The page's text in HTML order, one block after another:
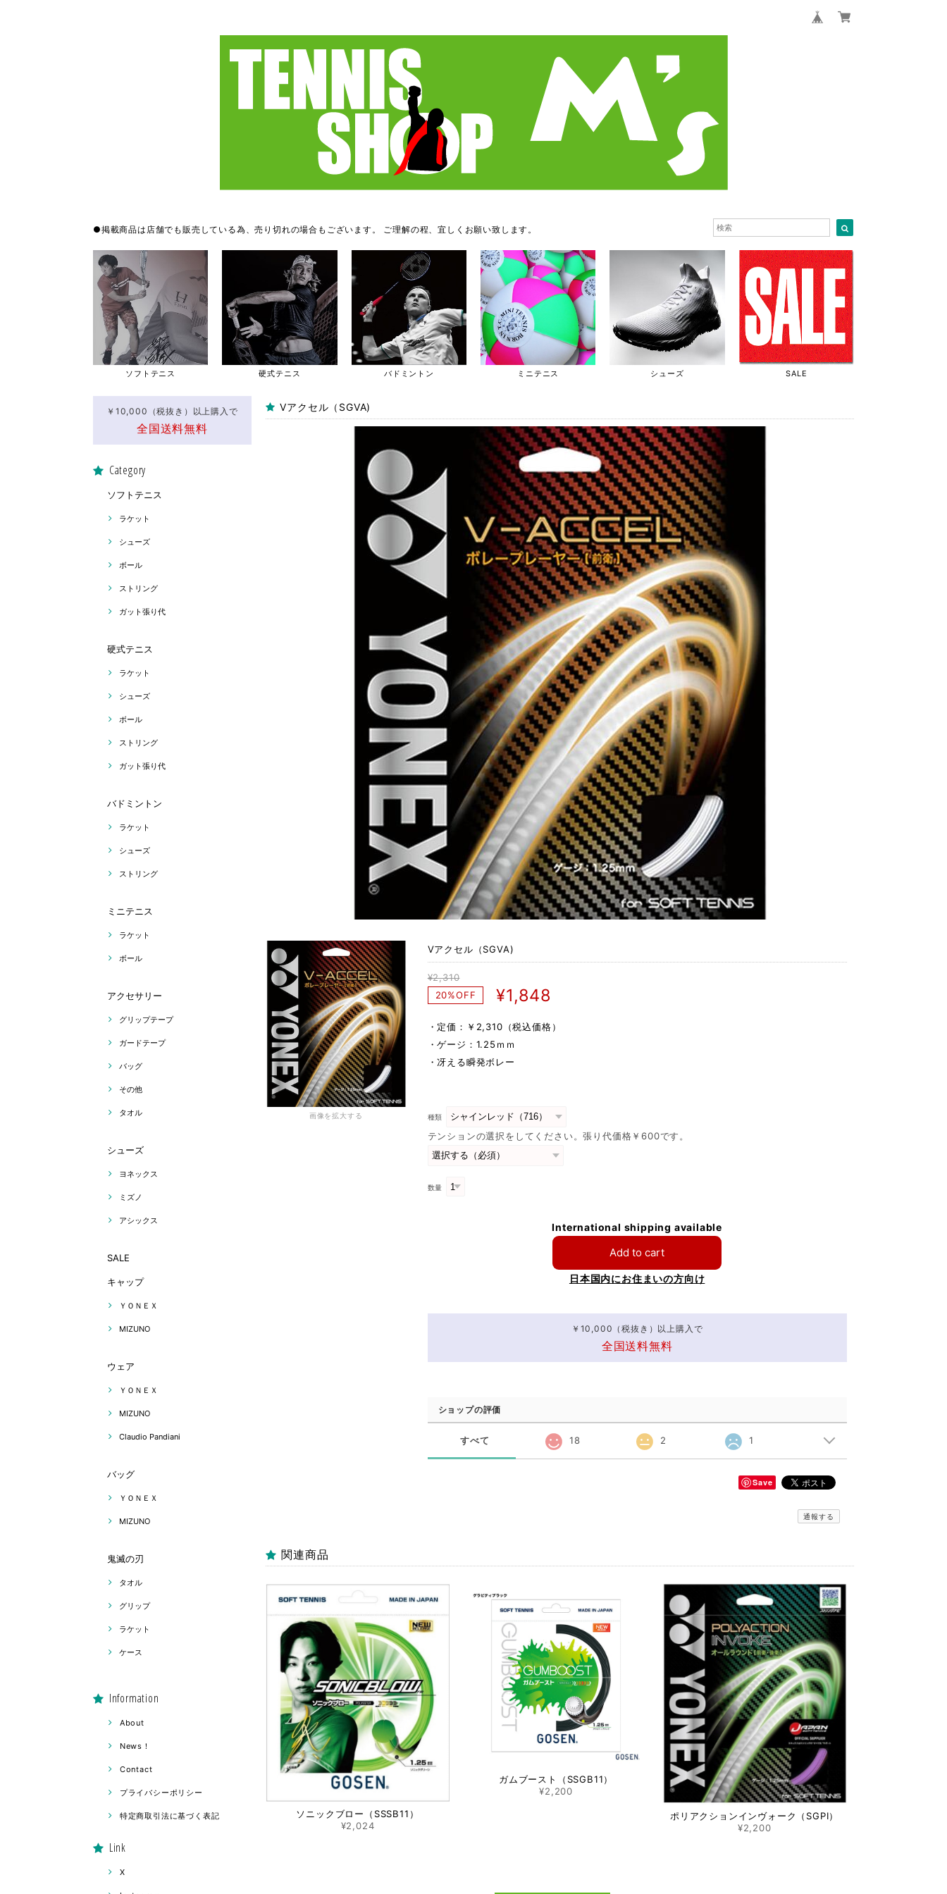
●掲載商品は店舗でも販売している為、売り切れの場合もございます。 ご理解の程、宜しくお願い致します。
ソフトテニス 硬式テニス バドミントン ミニテニス シューズ SALE
￥10,000（税抜き）以上購入で
全国送料無料
Category
ソフトテニス
ラケット
シューズ
ボール
ストリング
ガット張り代
硬式テニス
ラケット
シューズ
ボール
ストリング
ガット張り代
バドミントン
ラケット
シューズ
ストリング
ミニテニス
ラケット
ボール
アクセサリー
グリップテープ
ガードテープ
バッグ
その他
タオル
シューズ
ヨネックス
ミズノ
アシックス
SALE
キャップ
ＹＯＮＥＸ
MIZUNO
ウェア
ＹＯＮＥＸ
MIZUNO
Claudio Pandiani
バッグ
ＹＯＮＥＸ
MIZUNO
鬼滅の刃
タオル
グリップ
ラケット
ケース
Information
About
News！
Contact
プライバシーポリシー
特定商取引法に基づく表記
Link
X
Vアクセル（SGVA)
画像を拡大する
Vアクセル（SGVA)
¥2,310
20%OFF
¥1,848
・定価：￥2,310（税込価格）
・ゲージ：1.25ｍｍ
・冴える瞬発ボレー
種類
テンションの選択をしてください。張り代価格￥600です。
数量
International shipping available
Add to cart
日本国内にお住まいの方向け
￥10,000（税抜き）以上購入で
全国送料無料
ショップの評価
すべて 18 2 1
Save
通報する
関連商品
ソニックブロー（SSSB11）
¥2,024
ガムブースト（SSGB11）
¥2,200
ポリアクションインヴォーク（SGPI）
¥2,200